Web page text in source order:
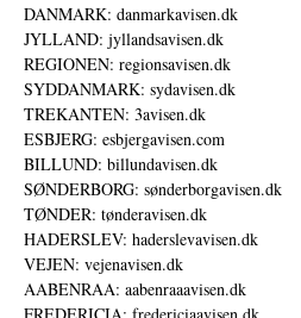
DANMARK: danmarkavisen.dk
JYLLAND: jyllandsavisen.dk
REGIONEN: regionsavisen.dk
SYDDANMARK: sydavisen.dk
TREKANTEN: 3avisen.dk
ESBJERG: esbjergavisen.com
BILLUND: billundavisen.dk
SØNDERBORG: sønderborgavisen.dk
TØNDER: tønderavisen.dk
HADERSLEV: haderslevavisen.dk
VEJEN: vejenavisen.dk
AABENRAA: aabenraaavisen.dk
FREDERICIA: fredericiaavisen.dk